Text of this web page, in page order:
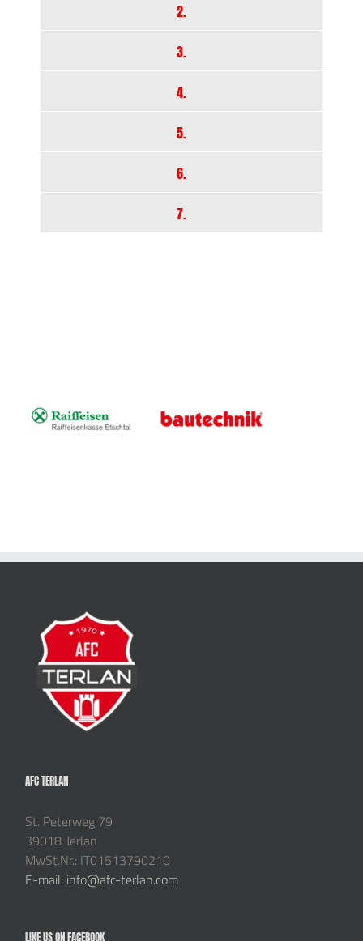
2.
3.
4.
5.
6.
7.
AFC TERLAN
St. Peterweg 79
39018 Terlan
MwSt.Nr.: IT01513790210
E-mail: info@afc-terlan.com
LIKE US ON FACEBOOK